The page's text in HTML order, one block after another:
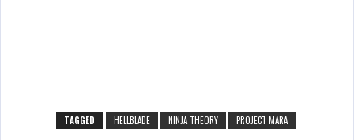
TAGGED HELLBLADE NINJA THEORY PROJECT MARA